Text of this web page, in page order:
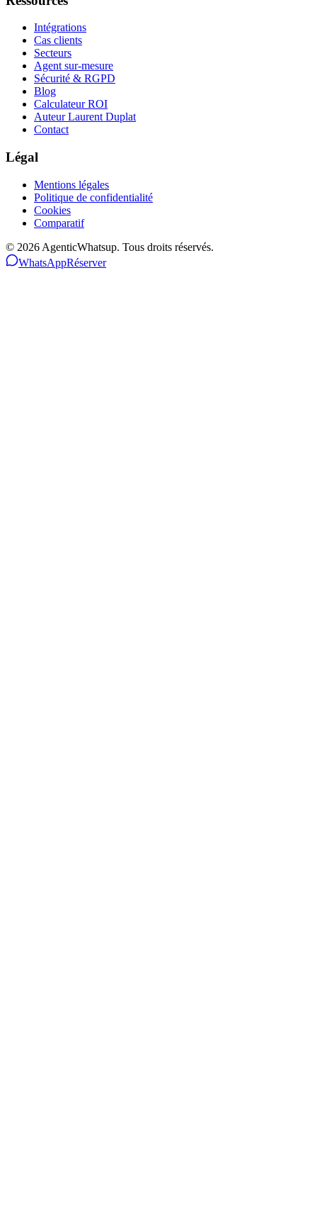
Intégrations
Cas clients
Secteurs
Agent sur-mesure
Sécurité & RGPD
Blog
Calculateur ROI
Auteur Laurent Duplat
Contact
Légal
Mentions légales
Politique de confidentialité
Cookies
Comparatif
© 2026 AgenticWhatsup. Tous droits réservés.
WhatsAppRéserver